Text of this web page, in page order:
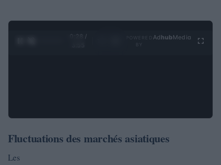
0:29 /
Ad hubMedia
Fluctuations des marchés asiatiques
Les